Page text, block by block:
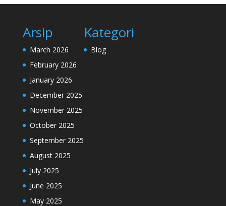
Arsip
March 2026
February 2026
January 2026
December 2025
November 2025
October 2025
September 2025
August 2025
July 2025
June 2025
May 2025
Kategori
Blog